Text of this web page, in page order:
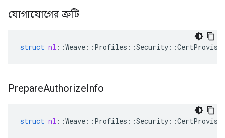
যোগাযোগের ত্রুটি
struct nl ::Weave :: Profiles ::Security ::
PrepareAuthorizeInfo
struct nl ::Weave :: Profiles ::Security ::